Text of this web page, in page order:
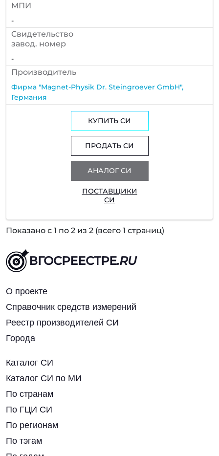
МПИ
-
Cвидетельство
завод. номер
-
Производитель
Фирма "Magnet-Physik Dr. Steingroever GmbH",
Германия
КУПИТЬ СИ
ПРОДАТЬ СИ
АНАЛОГ СИ
ПОСТАВЩИКИ
СИ
Показано с 1 по 2 из 2 (всего 1 страниц)
ВГОСРЕЕСТРЕ.RU
О проекте
Справочник средств измерений
Реестр производителей СИ
Города
Каталог СИ
Каталог СИ по МИ
По странам
По ГЦИ СИ
По регионам
По тэгам